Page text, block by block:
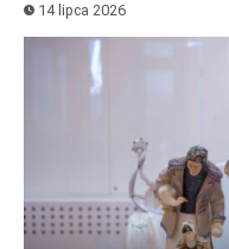
14 lipca 2026
Odtwarzacz